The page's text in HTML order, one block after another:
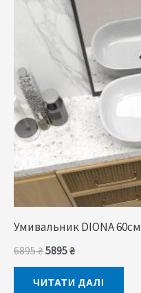
Умивальник DIONA 60cм
6895₴
ціна:
6895 ₴.
5895₴
ціна:
5895 ₴.
ЧИТАТИ ДАЛІ